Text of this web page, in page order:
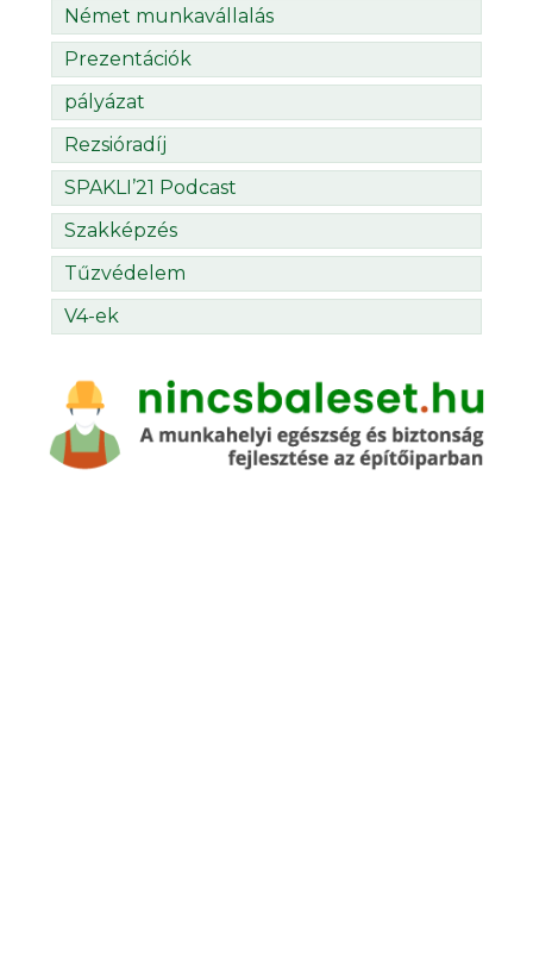
Német munkavállalás
Prezentációk
pályázat
Rezsióradíj
SPAKLI’21 Podcast
Szakképzés
Tűzvédelem
V4-ek